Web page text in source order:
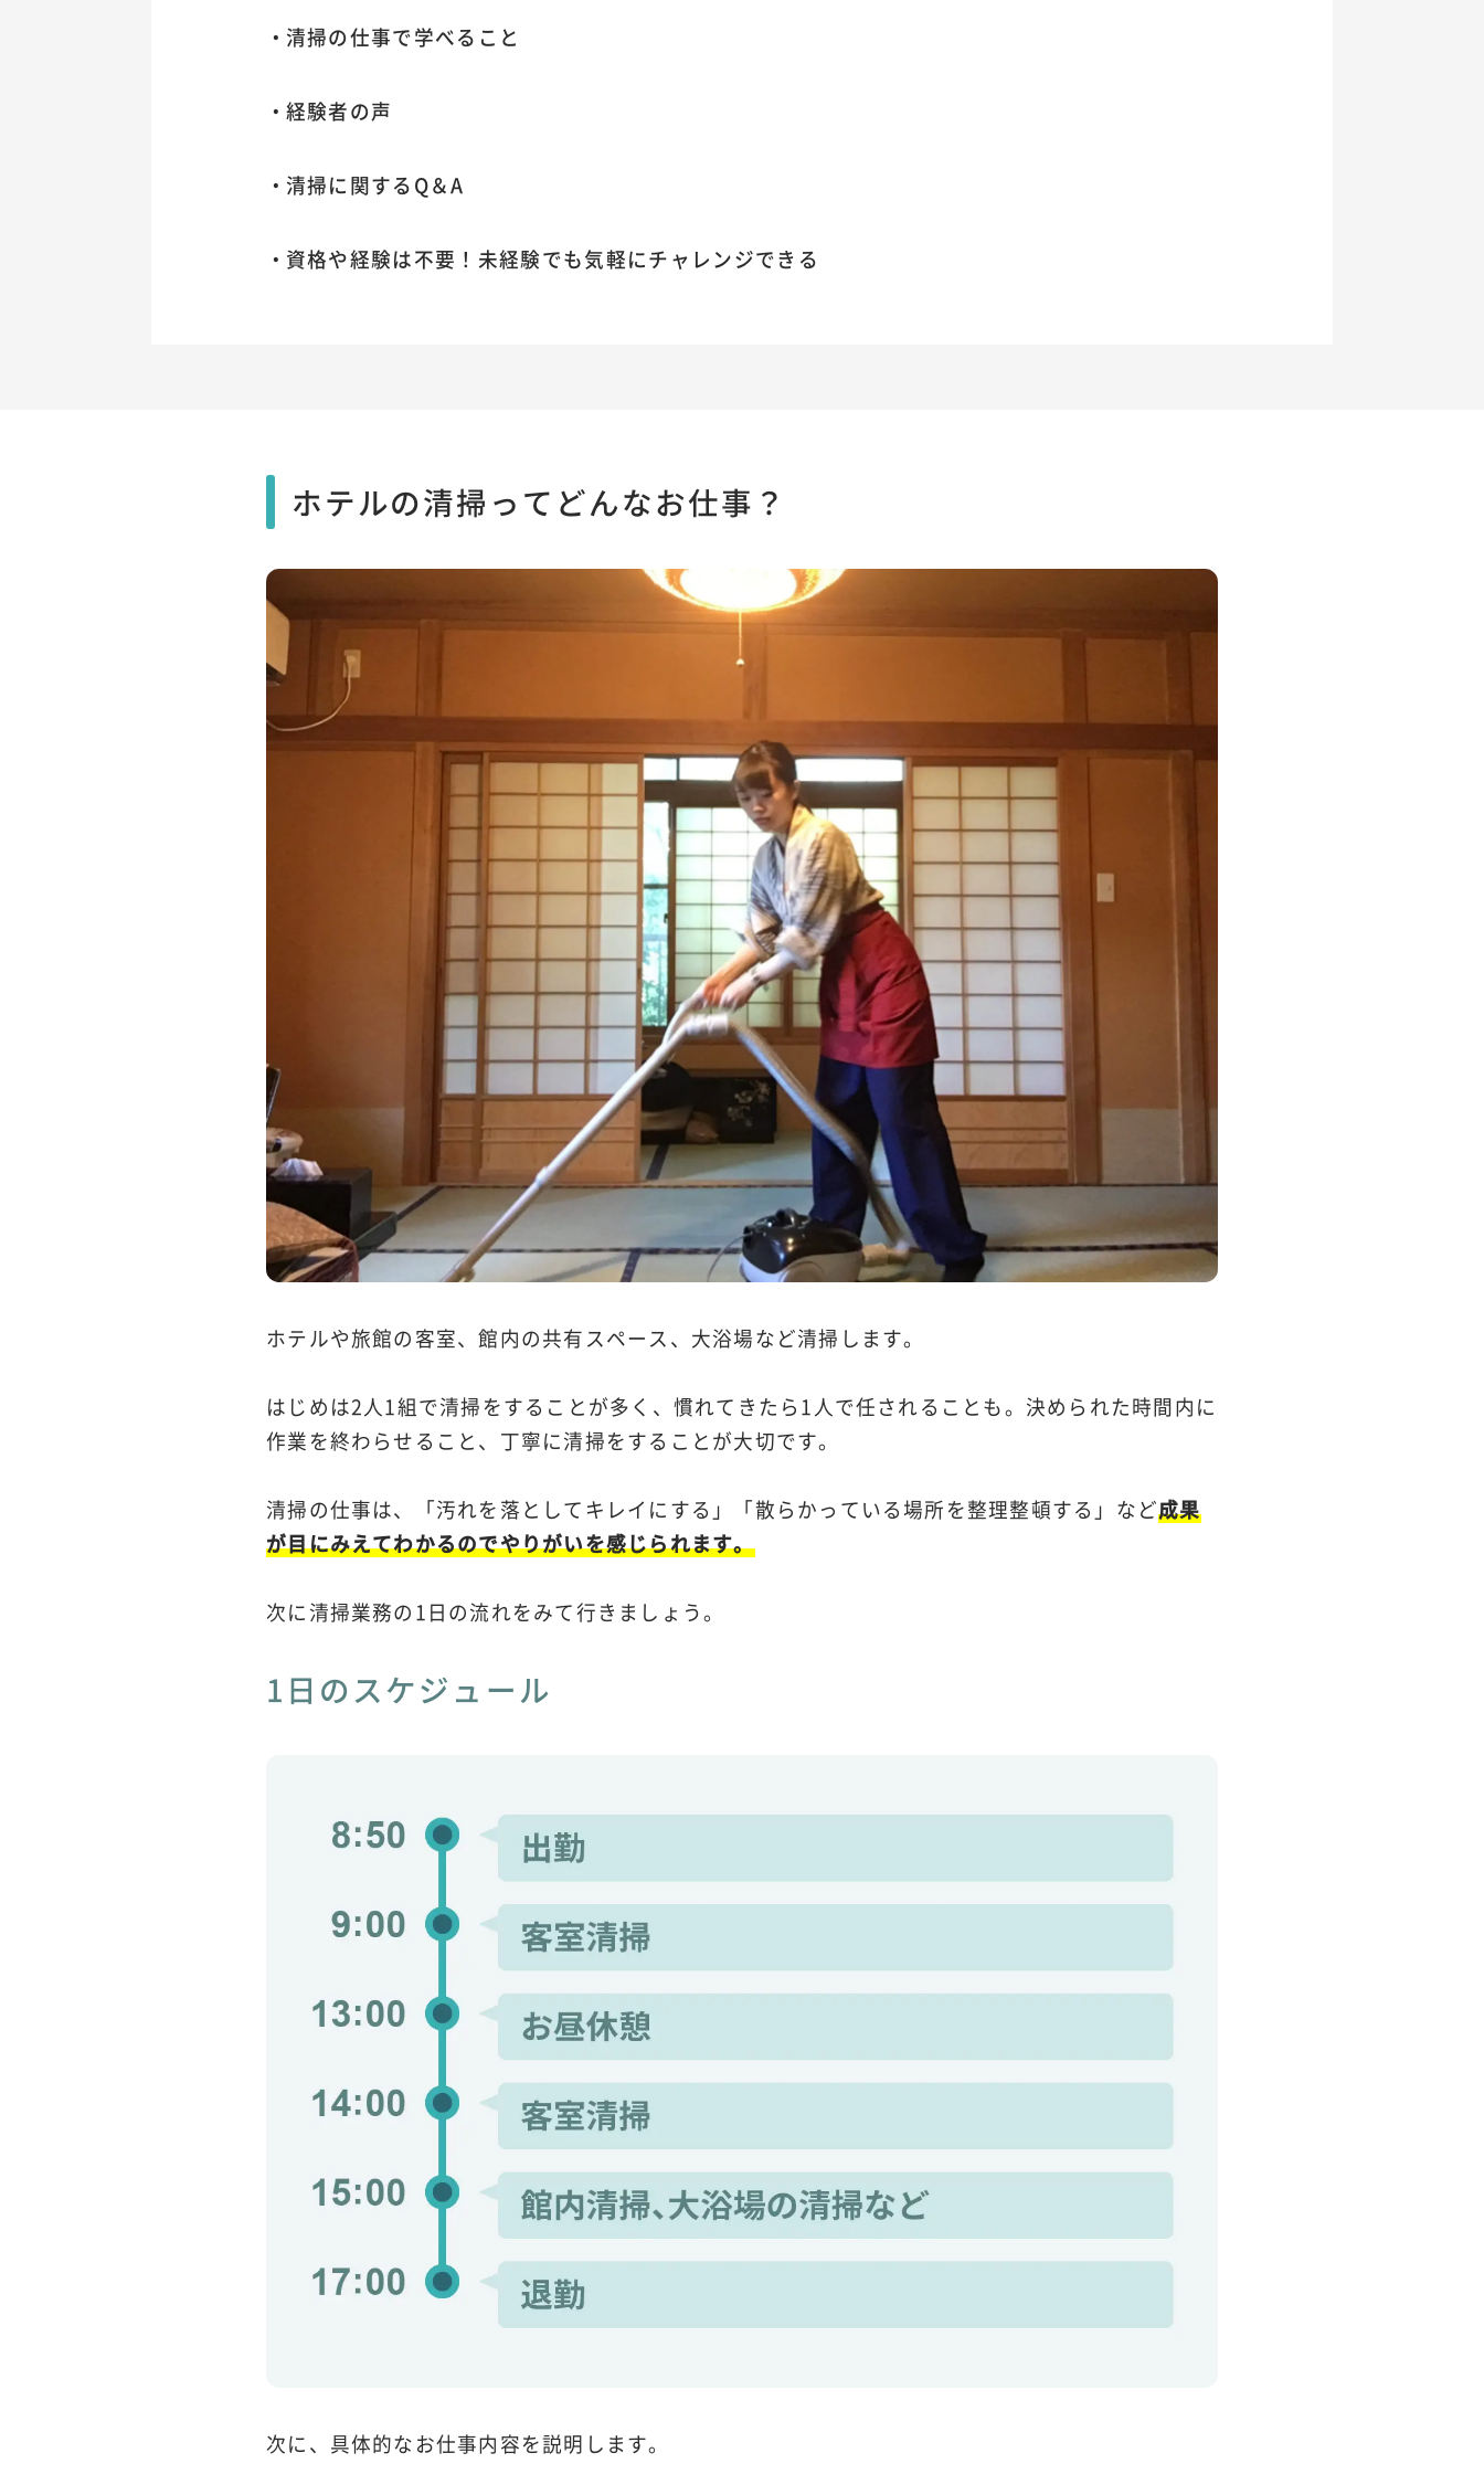
清掃の仕事で学べること
経験者の声
清掃に関するQ＆A
資格や経験は不要！未経験でも気軽にチャレンジできる
ホテルの清掃ってどんなお仕事？
ホテルや旅館の客室、館内の共有スペース、大浴場など清掃します。
はじめは2人1組で清掃をすることが多く、慣れてきたら1人で任されることも。決められた時間内に
作業を終わらせること、丁寧に清掃をすることが大切です。
清掃の仕事は、「汚れを落としてキレイにする」「散らかっている場所を整理整頓する」など成果
が目にみえてわかるのでやりがいを感じられます。
次に清掃業務の1日の流れをみて行きましょう。
1日のスケジュール
次に、具体的なお仕事内容を説明します。